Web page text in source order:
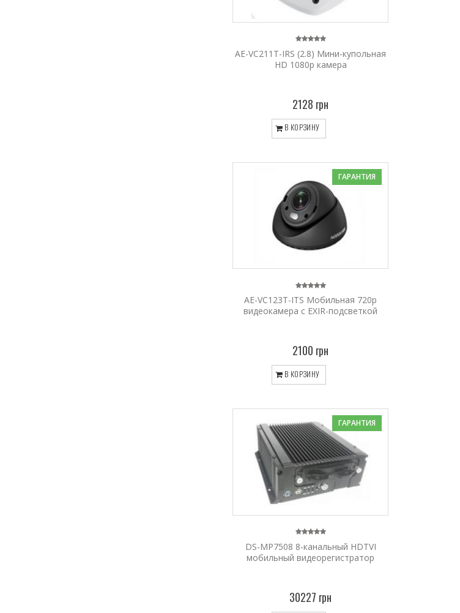
AE-VC211T-IRS (2.8) Мини-купольная
HD 1080p камера
2128 грн
В КОРЗИНУ
ГАРАНТИЯ
AE-VC123T-ITS Мобильная 720p
видеокамера с EXIR-подсветкой
2100 грн
В КОРЗИНУ
ГАРАНТИЯ
DS-MP7508 8-канальный HDTVI
мобильный видеорегистратор
30227 грн